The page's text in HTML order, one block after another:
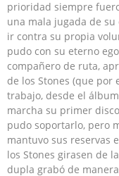
prioridad siempre
una mala jugada de su
ir contra su propia
pudo con su eterno
compañero de ruta,
de los Stones (que por
trabajo, desde el álbum
marcha su primer
pudo soportarlo, pero
mantuvo sus reservas
los Stones girasen de
dupla grabó de